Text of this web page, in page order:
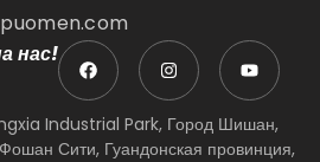
нас!
Industrial Park, Город Шишан,
Сити, Гуандонская провинция,